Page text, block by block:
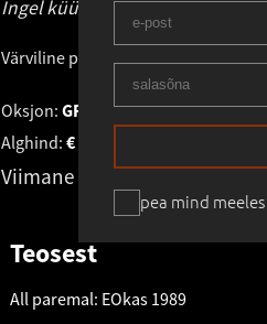
pea mind meeles
Ingel küünlaga.1989
Värviline pliiats, viltpliiats, paber.
Oksjon: GRAAFIKA KLASSIKA -
Alghind: €
Viimane pakkumine:-
Teosest
All paremal: EOkas 1989